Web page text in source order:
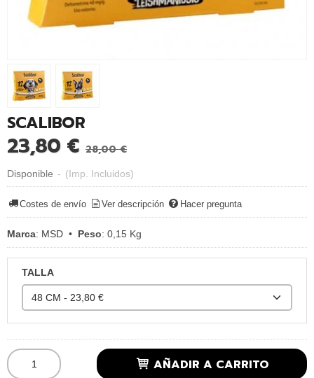
SCALIBOR
23,80 € 28,00 €
Disponible - (Imp. Incluidos)
Costes de envío Ver descripción Hacer pregunta
Marca: MSD • Peso: 0,15 Kg
TALLA
AÑADIR A CARRITO